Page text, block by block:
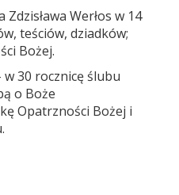
Zdzisława Werłos w 14
teściów, dziadków;
Bożej.
w 30 rocznicę ślubu
o Boże
Opatrzności Bożej i